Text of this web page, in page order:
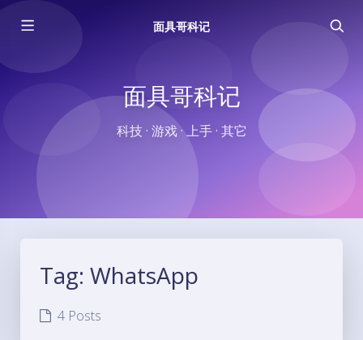
面具哥科记
面具哥科记
科技 · 游戏 · 上手 · 其它
Tag: WhatsApp
4 Posts